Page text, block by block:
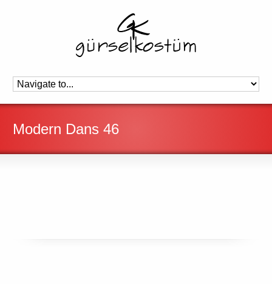
Modern Dans 46